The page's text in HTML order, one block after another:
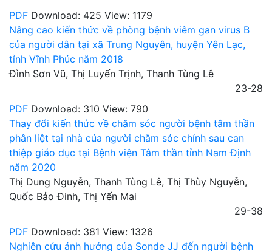
PDF Download: 425 View: 1179
Nâng cao kiến thức về phòng bệnh viêm gan virus B
của người dân tại xã Trung Nguyên, huyện Yên Lạc,
tỉnh Vĩnh Phúc năm 2018
Đình Sơn Vũ, Thị Luyến Trịnh, Thanh Tùng Lê
23-28
PDF Download: 310 View: 790
Thay đổi kiến thức về chăm sóc người bệnh tâm thần
phân liệt tại nhà của người chăm sóc chính sau can
thiệp giáo dục tại Bệnh viện Tâm thần tỉnh Nam Định
năm 2020
Thị Dung Nguyễn, Thanh Tùng Lê, Thị Thùy Nguyễn,
Quốc Bảo Đinh, Thị Yến Mai
29-38
PDF Download: 381 View: 1326
Nghiên cứu ảnh hưởng của Sonde JJ đến người bệnh